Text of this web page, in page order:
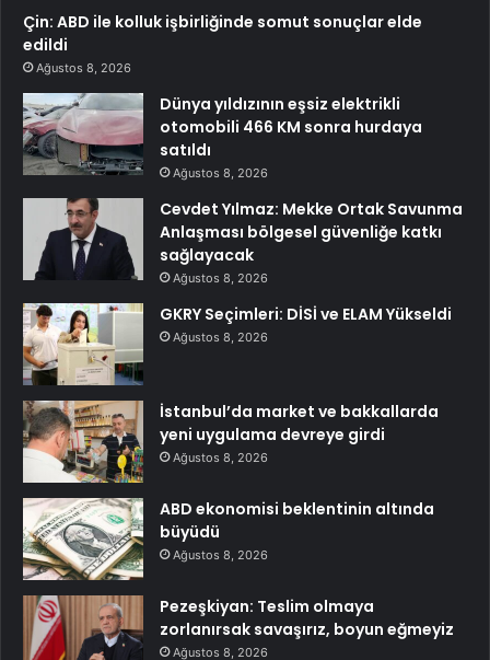
Çin: ABD ile kolluk işbirliğinde somut sonuçlar elde
edildi
Ağustos 8, 2026
Dünya yıldızının eşsiz elektrikli
otomobili 466 KM sonra hurdaya
satıldı
Ağustos 8, 2026
Cevdet Yılmaz: Mekke Ortak Savunma
Anlaşması bölgesel güvenliğe katkı
sağlayacak
Ağustos 8, 2026
GKRY Seçimleri: DİSİ ve ELAM Yükseldi
Ağustos 8, 2026
İstanbul’da market ve bakkallarda
yeni uygulama devreye girdi
Ağustos 8, 2026
ABD ekonomisi beklentinin altında
büyüdü
Ağustos 8, 2026
Pezeşkiyan: Teslim olmaya
zorlanırsak savaşırız, boyun eğmeyiz
Ağustos 8, 2026